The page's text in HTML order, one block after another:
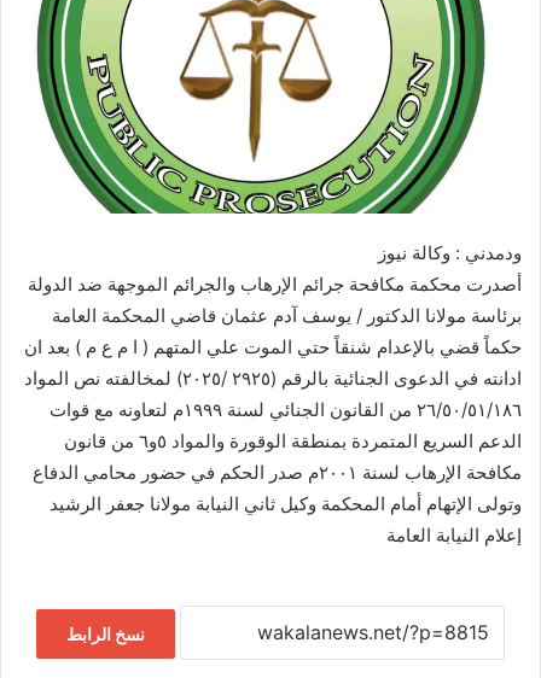
ودمدني : وكالة نيوز
أصدرت محكمة مكافحة جرائم الإرهاب والجرائم الموجهة ضد الدولة
برئاسة مولانا الدكتور / يوسف آدم عثمان قاضي المحكمة العامة
حكماً قضي بالإعدام شنقاً حتي الموت علي المتهم ( ا م ع م ) بعد ان
ادانته في الدعوى الجنائية بالرقم (٢٩٢٥ /٢٠٢٥) لمخالفته نص المواد
٢٦/٥٠/٥١/١٨٦ من القانون الجنائي لسنة ١٩٩٩م لتعاونه مع قوات
الدعم السريع المتمردة بمنطقة الوقورة والمواد ٥و٦ من قانون
مكافحة الإرهاب لسنة ٢٠٠١م صدر الحكم في حضور محامي الدفاع
وتولى الإتهام أمام المحكمة وكيل ثاني النيابة مولانا جعفر الرشيد
إعلام النيابة العامة
نسخ الرابط